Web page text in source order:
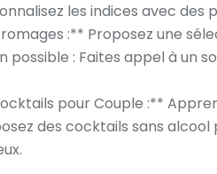
les indices avec
:** Proposez une
possible : Faites appel à un
pour Couple :**
des cocktails sans